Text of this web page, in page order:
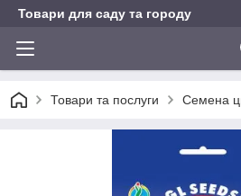
Товари для саду та городу
Товари та послуги Семена